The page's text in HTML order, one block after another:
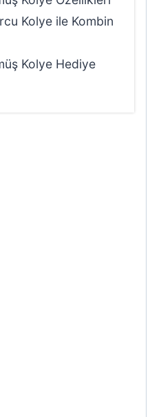
Kolye ile Kombin
Kolye Hediye